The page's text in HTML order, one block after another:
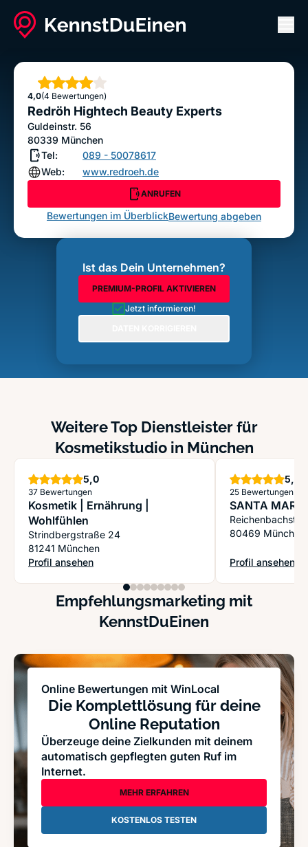
Redröh Hightech Beauty Experts
4,0
Sterne
(4 Bewertungen)
Redröh Hightech Beauty Experts
Guldeinstr. 56
80339 München
Tel:
089 - 50078617
Web:
www.redroeh.de
ANRUFEN
Bewertungen im ÜberblickBewertung abgeben
Ist das Dein Unternehmen?
PREMIUM-PROFIL AKTIVIEREN
Jetzt informieren!
Weitere Top Dienstleister für
Kosmetikstudio in München
5,0Sterne
37 Bewertungen
Kosmetik | Ernährung |
Wohlfühlen
Strindbergstraße 24
81241 München
Profil ansehen
: Kosmetik | Ernährung | Wohlfühlen
5,0
25 Bewertungen
SANTA
Reichenbachstr.
80469 München
Profil ansehen
: SANTA
Empfehlungsmarketing mit
KennstDuEinen
Online Bewertungen mit WinLocal
Die Komplettlösung für deine
Online Reputation
Überzeuge deine Zielkunden mit deinem
automatisch gepflegten guten Ruf im
Internet.
MEHR ERFAHREN
KOSTENLOS TESTEN